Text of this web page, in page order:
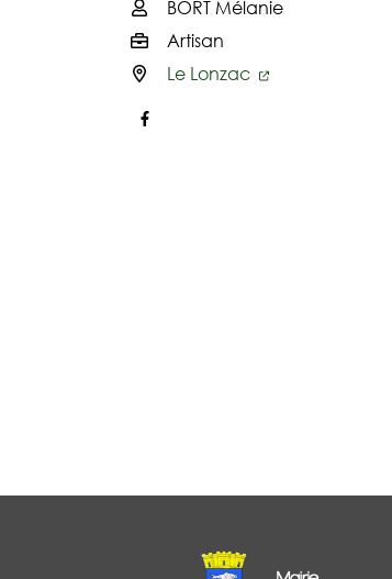
Infos utilesBORT Mélanie
Artisan
Le Lonzac
Facebook